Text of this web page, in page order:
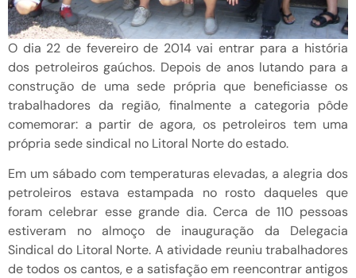
O dia 22 de fevereiro de 2014 vai entrar para a história
dos petroleiros gaúchos. Depois de anos lutando para a
construção de uma sede própria que beneficiasse os
trabalhadores da região, finalmente a categoria pôde
comemorar: a partir de agora, os petroleiros tem uma
própria sede sindical no Litoral Norte do estado.
Em um sábado com temperaturas elevadas, a alegria dos
petroleiros estava estampada no rosto daqueles que
foram celebrar esse grande dia. Cerca de 110 pessoas
estiveram no almoço de inauguração da Delegacia
Sindical do Litoral Norte. A atividade reuniu trabalhadores
de todos os cantos, e a satisfação em reencontrar antigos